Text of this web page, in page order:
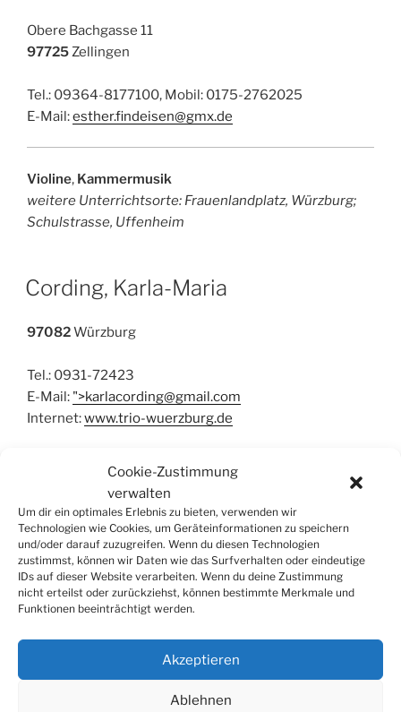
Cookie-Zustimmung
verwalten
Um dir ein optimales Erlebnis zu bieten, verwenden wir
Technologien wie Cookies, um Geräteinformationen zu speichern
und/oder darauf zuzugreifen. Wenn du diesen Technologien
zustimmst, können wir Daten wie das Surfverhalten oder eindeutige
IDs auf dieser Website verarbeiten. Wenn du deine Zustimmung
nicht erteilst oder zurückziehst, können bestimmte Merkmale und
Funktionen beeinträchtigt werden.
Akzeptieren
Ablehnen
Obere Bachgasse 11
97725Zellingen
Tel.: 09364-8177100, Mobil: 0175-2762025
E-Mail:esther.findeisen@gmx.de
Violine, Kammermusik
weitere Unterrichtsorte: Frauenlandplatz, Würzburg;
Schulstrasse, Uffenheim
Cording, Karla-Maria
97082Würzburg
Tel.: 0931-72423
E-Mail: ">karlacording@gmail.com
Internet:www.trio-wuerzburg.de
, Kammermusik, Korrepetition
Der Unterrichtsort ist flexibel.
SUCHE